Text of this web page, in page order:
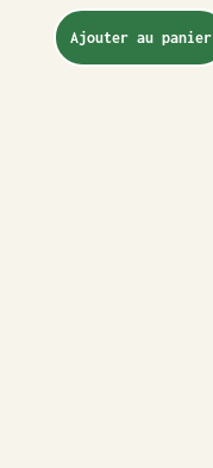
Ajouter au panier